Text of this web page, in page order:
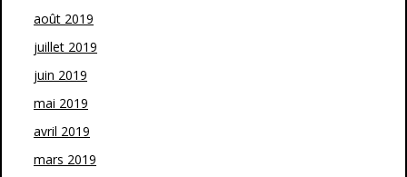
août 2019
juillet 2019
juin 2019
mai 2019
avril 2019
mars 2019